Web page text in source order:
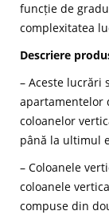
funcție de
complexitatea
Descriere
– Aceste lucrări
apartamentelor
coloanelor
până la ultimul
– Coloanele
coloanele
compuse din